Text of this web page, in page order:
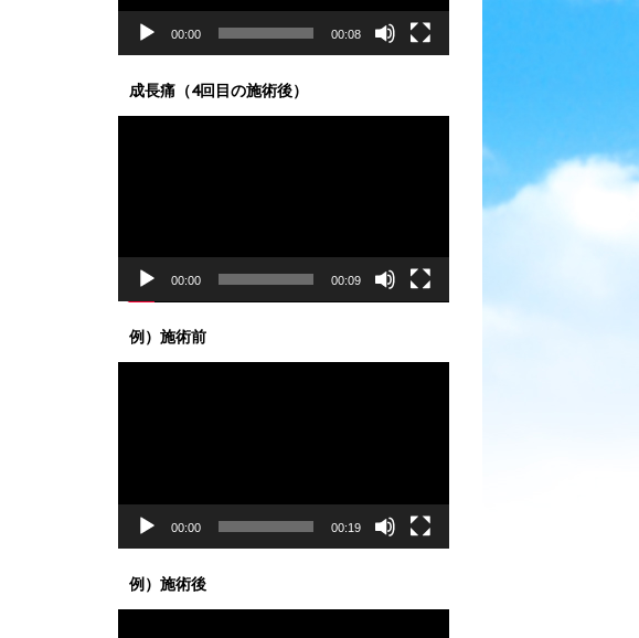
00:00 00:08
成長痛（4回目の施術後）
00:00 00:09
例）施術前
00:00 00:19
例）施術後